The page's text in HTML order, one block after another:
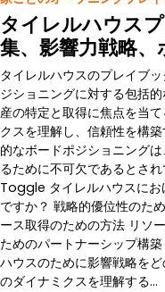
タイレルハウス
集、影響力戦略
タイレルハウスのプレイブ
ジショニングに対する包括
産の特定と取得に焦点を当
クスを理解し、信頼性を構
的なボードポジショニング
るために不可欠であると
Toggle タイレルハウスにお
ですか？ 戦略的優位性のた
ース取得のための方法 リソ
ためのパートナーシップ構
ハウスのために影響戦略を
のダイナミクスを理解する…